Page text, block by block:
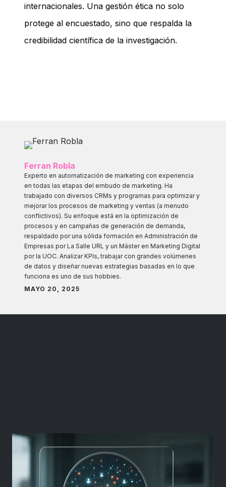
internacionales. Una gestión ética no solo
protege al encuestado, sino que respalda la
credibilidad científica de la investigación.
Ferran Robla
Experto en automatización de marketing con experiencia
en todas las etapas del embudo de marketing. Ha
trabajado con diversos CRMs y programas para optimizar y
mejorar los procesos de marketing y ventas (a menudo
conflictivos). Su enfoque está en la optimización de
procesos y en campañas de generación de demanda,
respaldado por una sólida formación en Administración de
Empresas por La Salle URL y un Máster en Marketing Digital
por la UOC. Analizar KPIs, trabajar con grandes volúmenes
de datos y diseñar nuevas estrategias basadas en lo que
funciona es uno de sus hobbies.
MAYO 20, 2025